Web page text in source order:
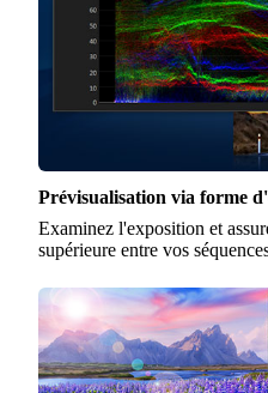
Prévisualisation via forme
Examinez l'exposition et
supérieure entre vos